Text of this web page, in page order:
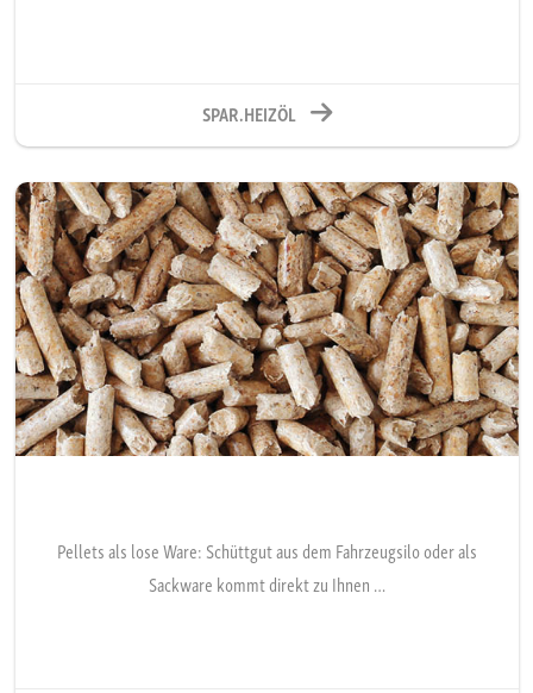
SPAR.HEIZÖL
Pellets als lose Ware: Schüttgut aus dem Fahrzeugsilo oder als
Sackware kommt direkt zu Ihnen …